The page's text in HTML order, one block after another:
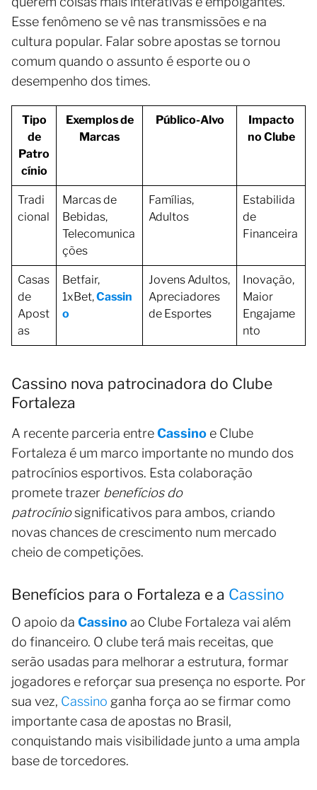
Esse fenômeno se vê nas transmissões e na
cultura popular. Falar sobre apostas se tornou
comum quando o assunto é esporte ou o
desempenho dos times.
Tipo
de
Patro
cínio
Exemplos de
Marcas
Público-Alvo
Impacto
no Clube
Tradi
cional
Marcas de
Bebidas,
Telecomunica
ções
Famílias,
Adultos
Estabilida
de
Financeira
Casas
de
Apost
as
Betfair,
1xBet,Cassin
o
Jovens Adultos,
Apreciadores
de Esportes
Inovação,
Maior
Engajame
nto
Cassino nova patrocinadora do Clube
Fortaleza
A recente parceria entreCassino e Clube
Fortaleza é um marco importante no mundo dos
patrocínios esportivos. Esta colaboração
promete trazer benefícios do
patrocíniosignificativos para ambos, criando
novas chances de crescimento num mercado
cheio de competições.
Benefícios para o Fortaleza e a Cassino
O apoio da Cassinoao Clube Fortaleza vai além
do financeiro. O clube terá mais receitas, que
serão usadas para melhorar a estrutura, formar
jogadores e reforçar sua presença no esporte. Por
sua vez, Cassino ganha força ao se firmar como
importante casa de apostas no Brasil,
conquistando mais visibilidade junto a uma ampla
base de torcedores.